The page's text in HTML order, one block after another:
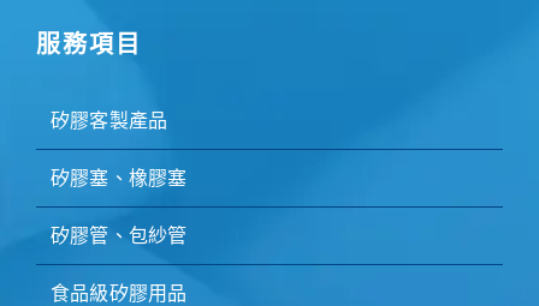
服務項目
矽膠客製產品
矽膠塞、橡膠塞
矽膠管、包紗管
食品級矽膠用品